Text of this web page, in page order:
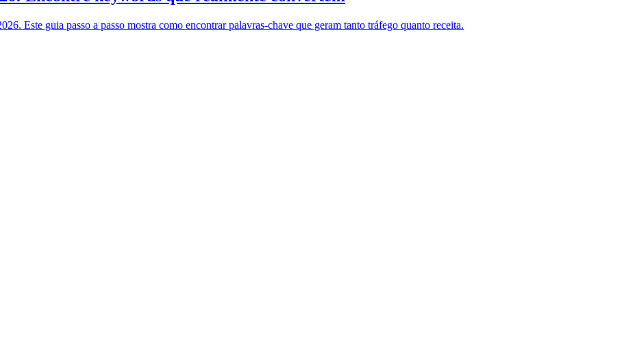
Este guia passo a passo mostra como encontrar palavras-chave que geram tanto tráfego quanto receita.